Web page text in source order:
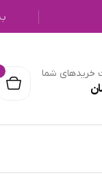
خریدهای شما